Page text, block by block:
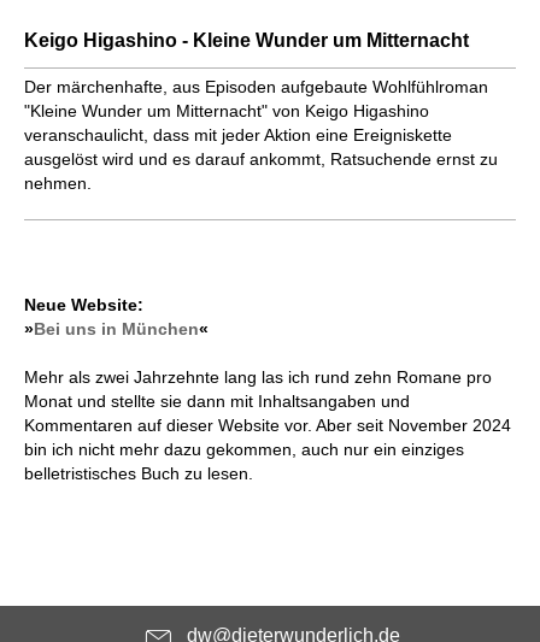
Keigo Higashino - Kleine Wunder um Mitternacht
Der märchenhafte, aus Episoden aufgebaute Wohlfühlroman
"Kleine Wunder um Mitternacht" von Keigo Higashino
veranschaulicht, dass mit jeder Aktion eine Ereigniskette
ausgelöst wird und es darauf ankommt, Ratsuchende ernst zu
nehmen.
Neue Website:
»Bei uns in München«
Mehr als zwei Jahrzehnte lang las ich rund zehn Romane pro
Monat und stellte sie dann mit Inhaltsangaben und
Kommentaren auf dieser Website vor. Aber seit November 2024
bin ich nicht mehr dazu gekommen, auch nur ein einziges
belletristisches Buch zu lesen.
dw@dieterwunderlich.de